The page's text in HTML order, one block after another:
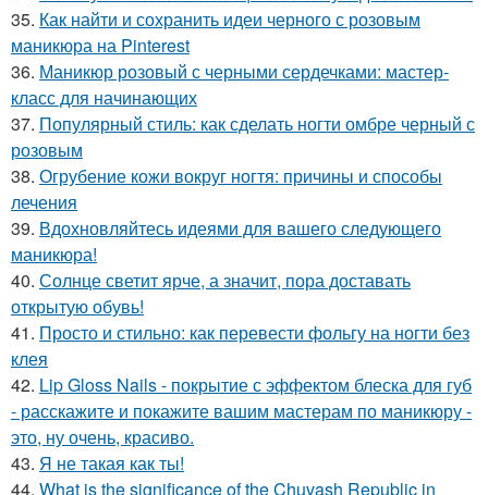
35. Как найти и сохранить идеи черного с розовым
маникюра на Pinterest
36. Маникюр розовый с черными сердечками: мастер-
класс для начинающих
37. Популярный стиль: как сделать ногти омбре черный с
розовым
38. Огрубение кожи вокруг ногтя: причины и способы
лечения
39. Вдохновляйтесь идеями для вашего следующего
маникюра!
40. Солнце светит ярче, а значит, пора доставать
открытую обувь!
41. Просто и стильно: как перевести фольгу на ногти без
клея
42. Lip Gloss Nails - покрытие с эффектом блеска для губ
- расскажите и покажите вашим мастерам по маникюру -
это, ну очень, красиво.
43. Я не такая как ты!
44. What is the significance of the Chuvash Republic in